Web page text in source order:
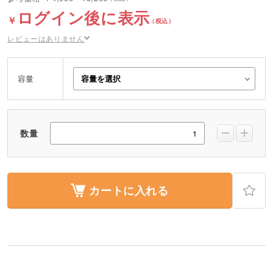
ログイン後に表示
レビューはありません
容量
数量
カートに入れる